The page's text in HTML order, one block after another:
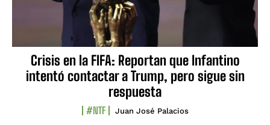
Crisis en la FIFA: Reportan que Infantino
intentó contactar a Trump, pero sigue sin
respuesta
#NTF Juan José Palacios